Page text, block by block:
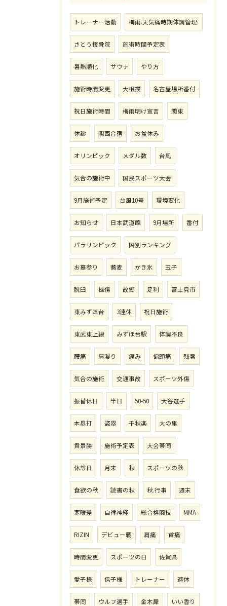
トレーナー活動 梅雨.天気痛時期体調管理.
さとう接骨院 施術時間予定表
暑熱順化 サウナ やり方
施術時間変更 大相撲 名古屋場所番付
祝日施術時間 梅雨明け宣言 関東
休診 関西合宿 お盆休み
オリンピック メダル数 台風
気合の施術中 国民スポーツ大会
9月施術予定 台風10号 環境変化
お知らせ 日本武道館 9月場所 番付
パラリンピック 国別ランキング
お墓参り 蕎麦 かき氷 玉子
脱臼 挫傷 故郷 足利 富士見市
東みずほ台 3連休 祝日施術
東武東上線 みずほ台駅 体調不良
腰痛 肩凝り 痛み 偏頭痛 残暑
気合の施術 交通事故 スポーツ外傷
振替休日 半日 50-50 大谷選手
本塁打 盗塁 千秋楽 大の里
貴景勝 施術予定表 大会帯同
休診日 月末 秋 スポーツの秋
食欲の秋 読書の秋 秋.行事 週末
寒暖差 自律神経 総合格闘技 MMA
RIZIN デビュー戦 肩痛 首痛
時間変更 スポーツの日 佐賀県
愛子様 信子様 トレーナー 連休
帯同 ウルフ選手 金木犀 いい香り